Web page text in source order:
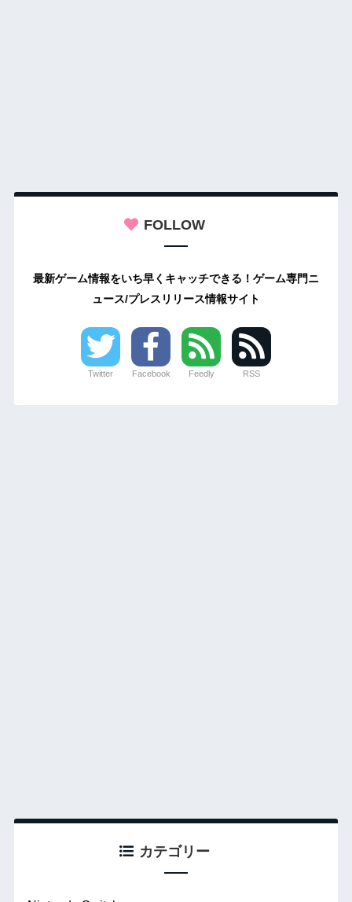
FOLLOW
最新ゲーム情報をいち早くキャッチできる！ゲーム専門ニ
ュース/プレスリリース情報サイト
Twitter Facebook Feedly RSS
カテゴリー